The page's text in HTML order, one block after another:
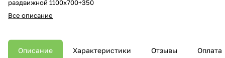
раздвижной 1100х700+350
Все описание
Описание Характеристики Отзывы Оплата